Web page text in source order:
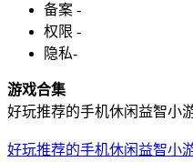
备案 -
权限 -
隐私-
游戏合集
好玩推荐的手机休闲益智小
好玩推荐的手机休闲益智小